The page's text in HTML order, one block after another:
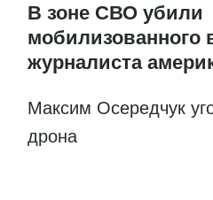
В зоне СВО убили
мобилизованного
журналиста
Максим Осередчук
дрона